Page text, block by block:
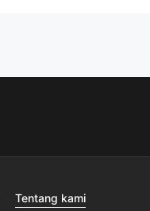
Tentang kami